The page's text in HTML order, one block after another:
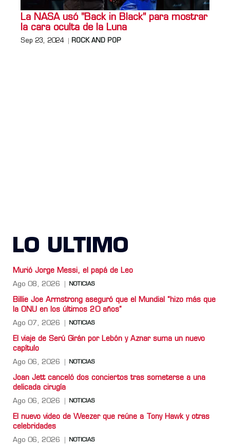
La NASA usó "Back in Black" para mostrar
la cara oculta de la Luna
Sep 23, 2024 ROCK AND POP
LO ULTIMO
Murió Jorge Messi, el papá de Leo
Ago 08, 2026 NOTICIAS
Billie Joe Armstrong aseguró que el Mundial “hizo más que
la ONU en los últimos 20 años”
Ago 07, 2026 NOTICIAS
El viaje de Serú Girán por Lebón y Aznar suma un nuevo
capítulo
Ago 06, 2026 NOTICIAS
Joan Jett canceló dos conciertos tras someterse a una
delicada cirugía
Ago 06, 2026 NOTICIAS
El nuevo video de Weezer que reúne a Tony Hawk y otras
celebridades
Ago 06, 2026 NOTICIAS